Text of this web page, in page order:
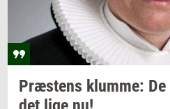
Præ­stens klum­me: De